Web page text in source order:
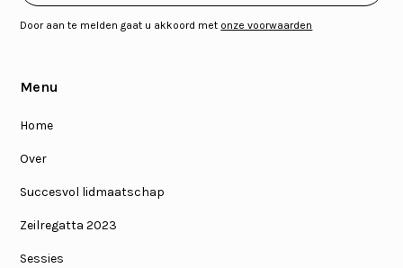
Door aan te melden gaat u akkoord met onze voorwaarden
Menu
Home
Over
Succesvol lidmaatschap
Zeilregatta 2023
Sessies